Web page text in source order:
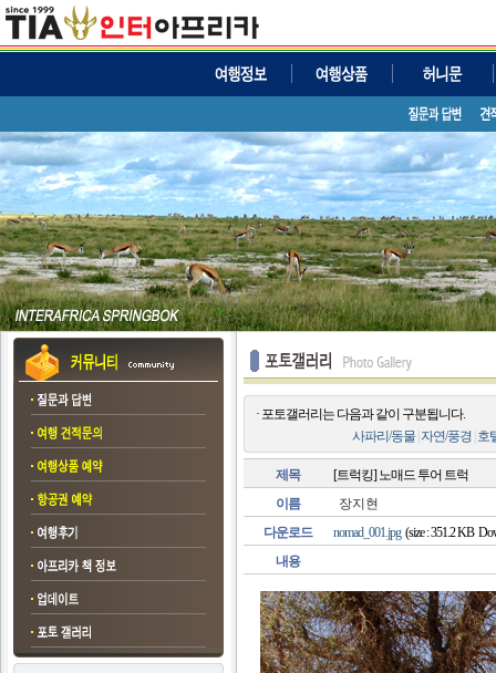
· 포토갤러리는 다음과 같이 구분됩니다.
사파리/동물 자연/풍경 호
제목
[트럭킹] 노매드 투어 트럭
이름
장지현
다운로드
nomad_001.jpg(size : 351.2 KB
내용